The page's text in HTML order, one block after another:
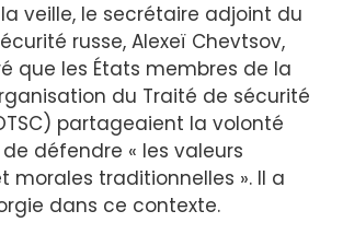
veille, le secrétaire adjoint du
russe, Alexeï Chevtsov,
que les États membres de la
du Traité de sécurité
partageaient la volonté
défendre « les valeurs
morales traditionnelles ». Il a
dans ce contexte.